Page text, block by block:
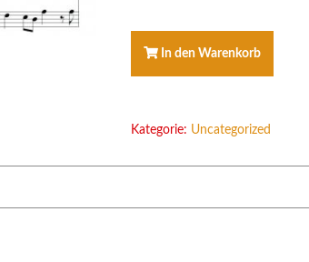
TELEMANN
AIR
DUR
In den Warenkorb
Kategorie: Uncategorized